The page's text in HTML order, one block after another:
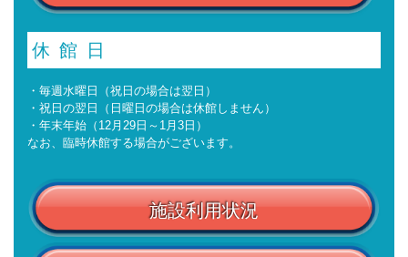
休館日
・毎週水曜日（祝日の場合は翌日）
・祝日の翌日（日曜日の場合は休館しません）
・年末年始（12月29日～1月3日）
なお、臨時休館する場合がございます。
施設利用状況